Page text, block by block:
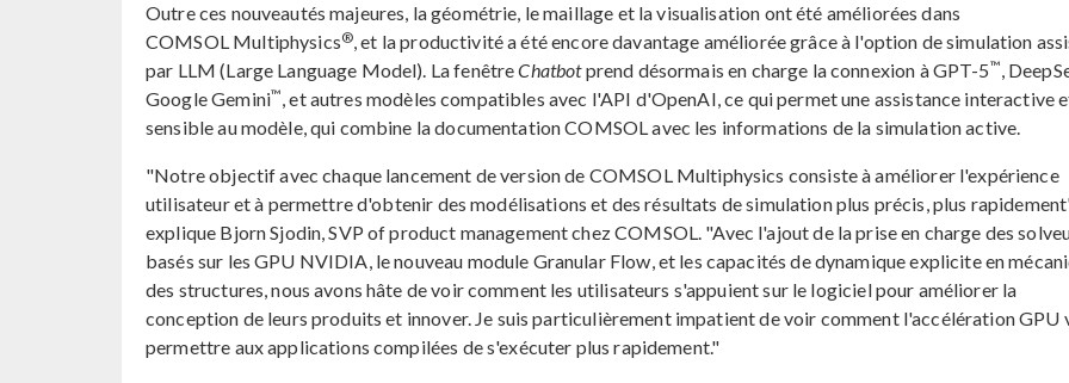
Outre ces nouveautés majeures, la géométrie, le maillage et la visualisation ont été améliorées dans
COMSOL Multiphysics®, et la productivité a été encore davantage améliorée grâce à l'option de simulation
par LLM (Large Language Model). La fenêtreChatbotprend désormais en charge la connexion à GPT-5™,
Google Gemini™, et autres modèles compatibles avec l'API d'OpenAI, ce qui permet une assistance interactive
sensible au modèle, qui combine la documentation COMSOL avec les informations de la simulation active.
"Notre objectif avec chaque lancement de version de COMSOL Multiphysics consiste à améliorer l'expérience
utilisateur et à permettre d'obtenir des modélisations et des résultats de simulation plus précis, plus
explique Bjorn Sjodin, SVP of product management chez COMSOL. "Avec l'ajout de la prise en charge des
basés sur les GPU NVIDIA, le nouveau module Granular Flow, et les capacités de dynamique explicite en
des structures, nous avons hâte de voir comment les utilisateurs s'appuient sur le logiciel pour améliorer la
conception de leurs produits et innover. Je suis particulièrement impatient de voir comment l'accélération GPU
permettre aux applications compilées de s'exécuter plus rapidement."